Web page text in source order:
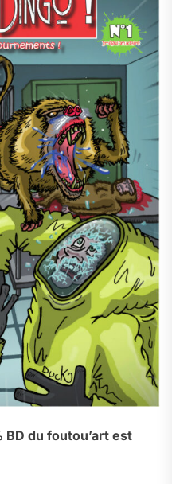
BD du foutou’art est